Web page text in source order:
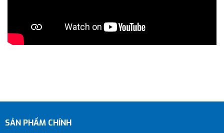
SẢN PHẨM CHÍNH